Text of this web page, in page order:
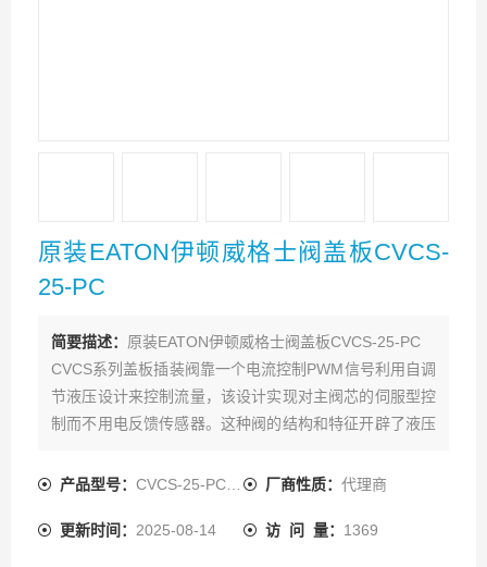
原装EATON伊顿威格士阀盖板CVCS-
25-PC
简要描述： 原装EATON伊顿威格士阀盖板CVCS-25-PC
CVCS系列盖板插装阀靠一个电流控制PWM信号利用自调
节液压设计来控制流量，该设计实现对主阀芯的伺服型控
制而不用电反馈传感器。这种阀的结构和特征开辟了液压
产品型号： CVCS-25-PC-20 厂商性质： 代理商
更新时间： 2025-08-14 访 问 量： 1369